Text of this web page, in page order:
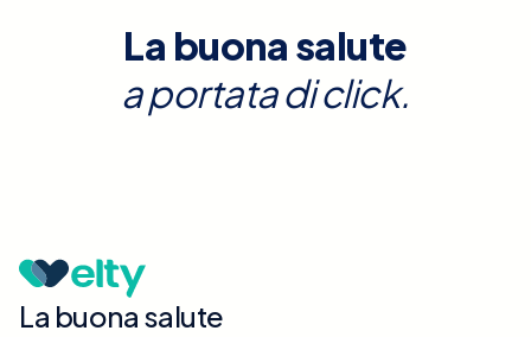
La buona salute
a portata di click.
La buona salute